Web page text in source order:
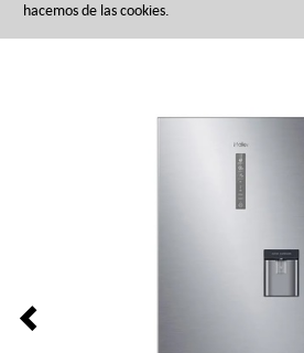
hacemos de las cookies.